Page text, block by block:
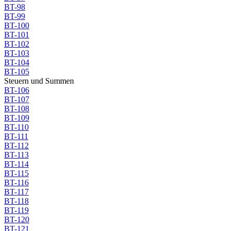
BT-98
BT-99
BT-100
BT-101
BT-102
BT-103
BT-104
BT-105
Steuern und Summen
BT-106
BT-107
BT-108
BT-109
BT-110
BT-111
BT-112
BT-113
BT-114
BT-115
BT-116
BT-117
BT-118
BT-119
BT-120
BT-121